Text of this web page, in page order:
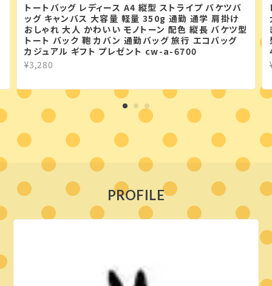
トートバッグ レディース A4 縦型 ストライプ バケツバ
ッグ キャンバス 大容量 軽量 350g 通勤 通学 肩掛け
おしゃれ 大人 かわいい モノトーン 配色 縦長 バケツ型
トート バック 鞄 カバン 通勤バッグ 旅行 エコバッグ
カジュアル ギフト プレゼント cw-a-6700
¥3,280
PROFILE